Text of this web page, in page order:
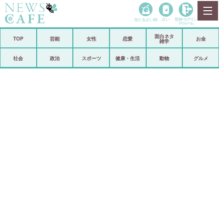
政治
当たる占い師 占い 登録• ログイン
マイルーム
TOP 芸能 女性 恋愛
面白ネタ
雑学
お金
社会 政治 スポーツ 健康・生活 動物 グルメ